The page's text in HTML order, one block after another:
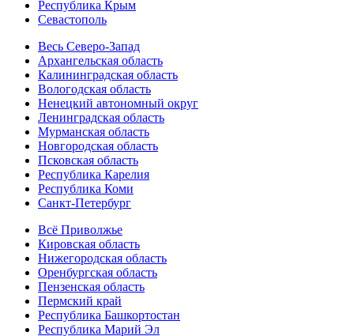
Республика Крым
Севастополь
Весь Северо-Запад
Архангельская область
Калининградская область
Вологодская область
Ненецкий автономный округ
Ленинградская область
Мурманская область
Новгородская область
Псковская область
Республика Карелия
Республика Коми
Санкт-Петербург
Всё Приволжье
Кировская область
Нижегородская область
Оренбургская область
Пензенская область
Пермский край
Республика Башкортостан
Республика Марий Эл